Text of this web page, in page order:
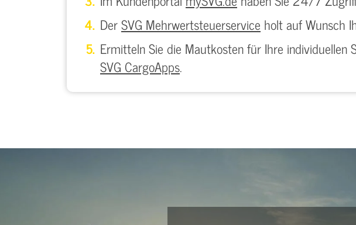
DerSVG Mehrwertsteuerservice holt auf Wunsch
Ermitteln Sie die Mautkosten für Ihre
SVG CargoApps.